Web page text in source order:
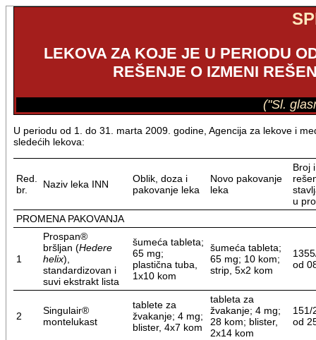
LEKOVA ZA KOJE JE U PERIODU
REŠENJE O IZMENI
("Sl.
U periodu od 1. do 31. marta 2009. godine, Agencija za lekove i
sledećih lekova:
Red.
br.
Naziv leka INN
Oblik, doza i
pakovanje leka
Novo pakovanje
leka
Broj
u
PROMENA PAKOVANJA
1
Prospan®
bršljan (Hedere
helix),
standardizovan i
suvi ekstrakt lista
šumeća tableta;
65 mg;
plastična tuba,
1x10 kom
šumeća tableta;
65 mg; 10 kom;
strip, 5x2 kom
od
2
Singulair®
montelukast
tablete za
žvakanje; 4 mg;
blister, 4x7 kom
tableta za
žvakanje; 4 mg;
28 kom; blister,
2x14 kom
151/
od